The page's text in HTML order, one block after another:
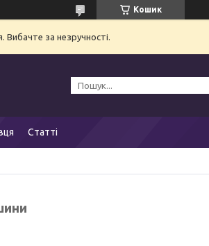
Кошик
за незручності.
Статті